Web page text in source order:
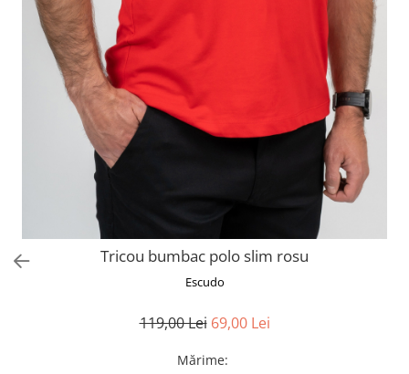
Tricou bumbac polo slim rosu
Escudo
119,00 Lei 69,00 Lei
Mărime: